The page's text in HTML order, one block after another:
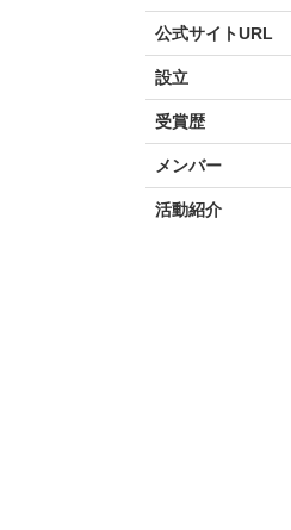
公式サイトURL
設立
受賞歴
メンバー
活動紹介